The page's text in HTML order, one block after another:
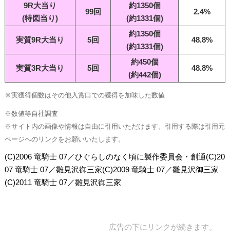
9R大当り
(特図当り)
99回
約1350個
(約1331個)
2.4%
実質9R大当り 5回
約1350個
(約1331個)
48.8%
実質3R大当り 5回
約450個
(約442個)
48.8%
※実獲得個数はその他入賞口での獲得を加味した数値
※数値等自社調査
※サイト内の画像や情報は自由に引用いただけます。引用する際は引用元
ページへのリンクをお願いいたします。
(C)2006 竜騎士 07／ひぐらしのなく頃に製作委員会・創通(C)20
07 竜騎士 07／雛見沢御三家(C)2009 竜騎士 07／雛見沢御三家
(C)2011 竜騎士 07／雛見沢御三家
広告の下にリンクが続きます。